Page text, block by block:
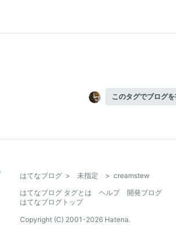
このタグでブログを
はてなブログ > 未指定 > creamstew
はてなブログ タグとは
ヘルプ
開発ブログ
はてなブログトップ
Copyright (C) 2001-2026 Hatena.